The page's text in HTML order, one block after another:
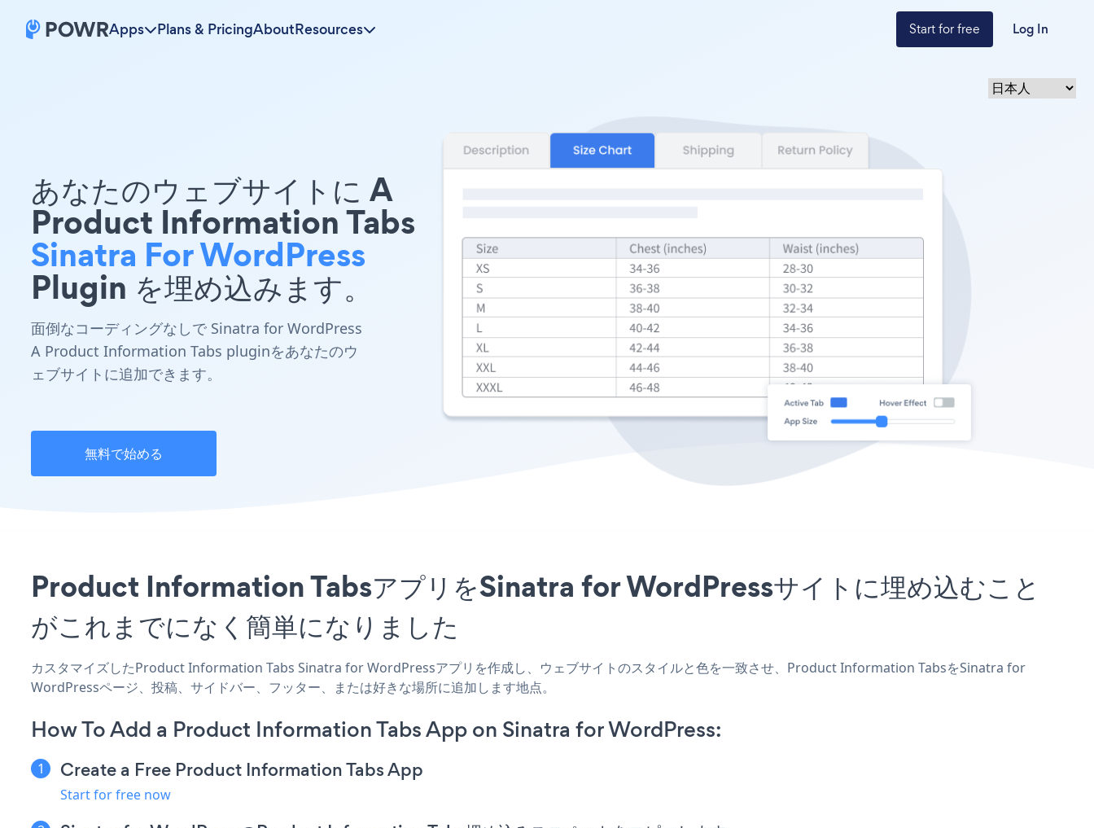
Apps Plans & PricingAboutResources Start for free Log In
あなたのウェブサイトに A
Product Information Tabs
Sinatra For WordPress
Plugin を埋め込みます。
面倒なコーディングなしで Sinatra for WordPress
A Product Information Tabs pluginをあなたのウ
ェブサイトに追加できます。
無料で始める
Product Information TabsアプリをSinatra for WordPressサイトに埋め込むこと
がこれまでになく簡単になりました
カスタマイズしたProduct Information Tabs Sinatra for WordPressアプリを作成し、ウェブサイトのスタイルと色を一致させ、Product Information TabsをSinatra for
WordPressページ、投稿、サイドバー、フッター、または好きな場所に追加します地点。
How To Add a Product Information Tabs App on Sinatra for WordPress:
Create a Free Product Information Tabs App
Start for free now